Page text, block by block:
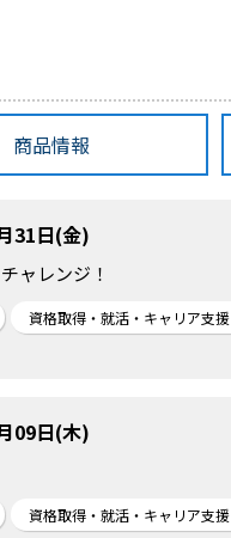
商品情報
31日(金)
ャレンジ！
資格取得・就活・キャリア支援
09日(木)
資格取得・就活・キャリア支援